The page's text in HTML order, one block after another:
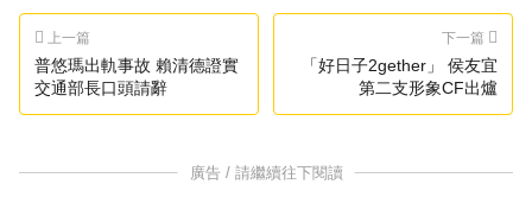
上一篇
普悠瑪出軌事故 賴清德證實
交通部長口頭請辭
下一篇
「好日子2gether」 侯友宜
第二支形象CF出爐
廣告 / 請繼續往下閱讀